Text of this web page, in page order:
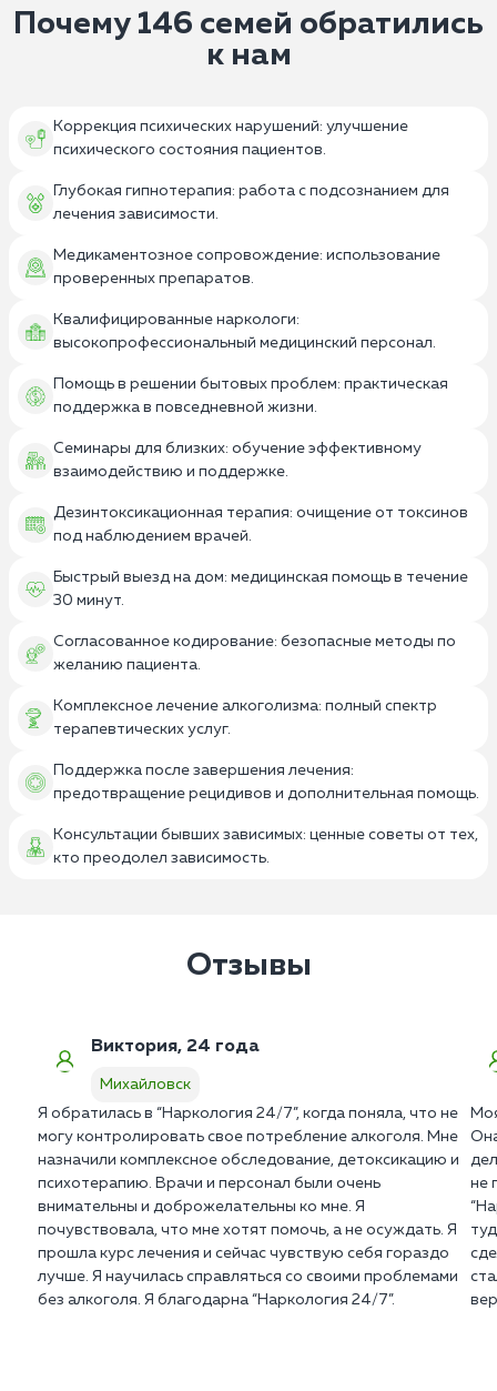
Почему 146 семей обратились
к нам
Коррекция психических нарушений: улучшение
психического состояния пациентов.
Глубокая гипнотерапия: работа с подсознанием для
лечения зависимости.
Медикаментозное сопровождение: использование
проверенных препаратов.
Квалифицированные наркологи:
высокопрофессиональный медицинский персонал.
Помощь в решении бытовых проблем: практическая
поддержка в повседневной жизни.
Семинары для близких: обучение эффективному
взаимодействию и поддержке.
Дезинтоксикационная терапия: очищение от токсинов
под наблюдением врачей.
Быстрый выезд на дом: медицинская помощь в течение
30 минут.
Согласованное кодирование: безопасные методы по
желанию пациента.
Комплексное лечение алкоголизма: полный спектр
терапевтических услуг.
Поддержка после завершения лечения:
предотвращение рецидивов и дополнительная помощь.
Консультации бывших зависимых: ценные советы от тех,
кто преодолел зависимость.
Отзывы
Виктория, 24 года
Михайловск
Я обратилась в “Наркология 24/7”, когда поняла, что не
могу контролировать свое потребление алкоголя. Мне
назначили комплексное обследование, детоксикацию и
психотерапию. Врачи и персонал были очень
внимательны и доброжелательны ко мне. Я
почувствовала, что мне хотят помочь, а не осуждать. Я
прошла курс лечения и сейчас чувствую себя гораздо
лучше. Я научилась справляться со своими проблемами
без алкоголя. Я благодарна “Наркология 24/7”.
не